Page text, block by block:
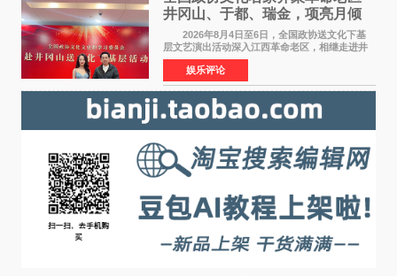
井冈山、于都、瑞金，项亮月倾
情献唱《桃花谣》致敬红色沃土
2026年8月4日至6日，全国政协送文化下基
层文艺演出活动深入江西革命老区，相继走进井
冈山、于都长征出发地、瑞金三地。由全国政协
文化文史和学习委员会副主任、甘肃省政协原主
席欧阳坚率团，一
娱乐评论